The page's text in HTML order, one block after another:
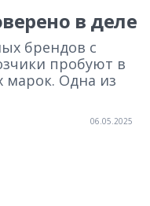
в деле
брендов с
пробуют в
марок. Одна из
06.05.2025